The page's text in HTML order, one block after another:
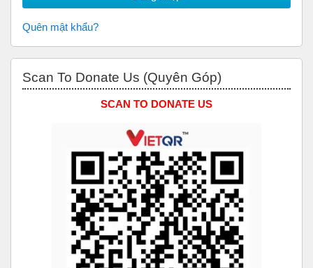
Quên mật khẩu?
Scan To Donate Us (Quyên Góp)
SCAN TO DONATE US